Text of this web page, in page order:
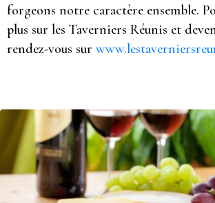
forgeons notre caractère ensemble.
plus sur les Taverniers Réunis et
rendez-vous sur